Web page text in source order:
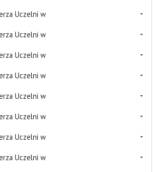
Uczelni w
Uczelni w
Uczelni w
Uczelni w
Uczelni w
Uczelni w
Uczelni w
Uczelni w